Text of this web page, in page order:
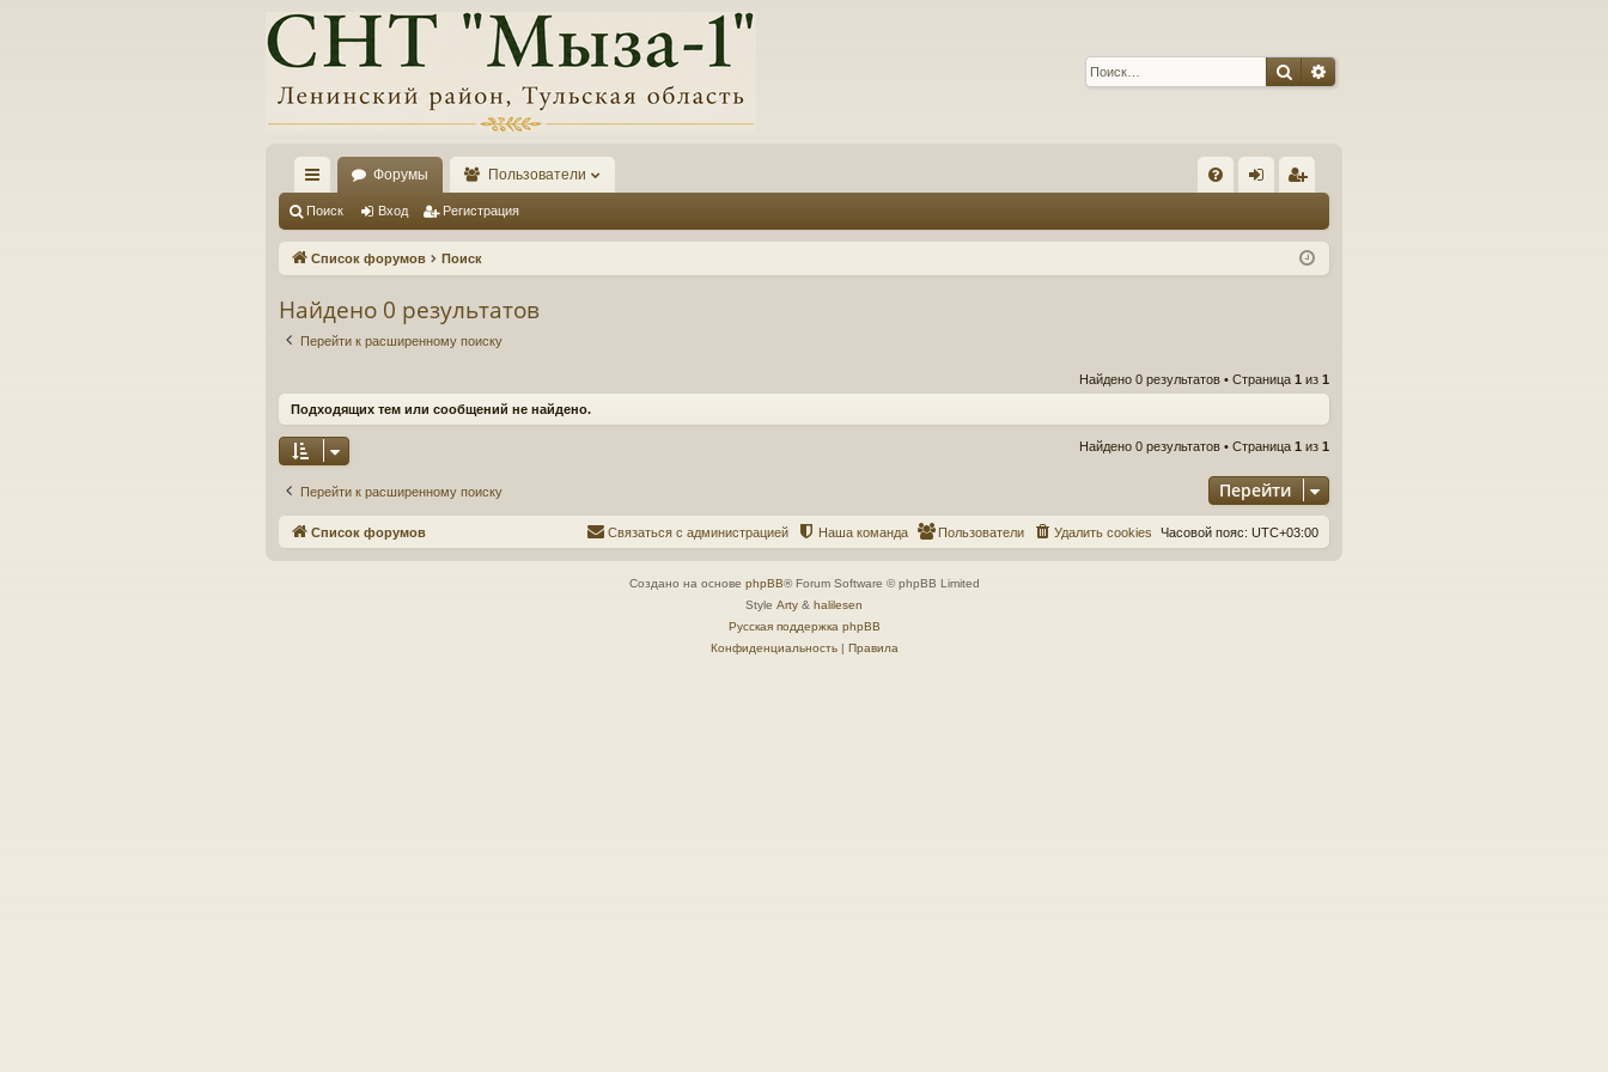
ПоискРасширенный поиск
с
ы
и
Форумы Пользователи
Q д ис
Поиск Вход Регистрация
Список форумов Поиск
Найдено 0 результатов
Перейти к расширенному поиску
Найдено 0 результатов • Страница 1 из 1
Подходящих тем или сообщений не найдено.
Найдено 0 результатов • Страница 1 из 1
Перейти к расширенному поиску Перейти
Список форумов Часовой пояс: UTC+03:00
Удалить cookies
Пользователи
Наша команда
Связаться с администрацией
Создано на основе phpBB® Forum Software © phpBB Limited
Style Arty & halilesen
Русская поддержка phpBB
Конфиденциальность| Правила